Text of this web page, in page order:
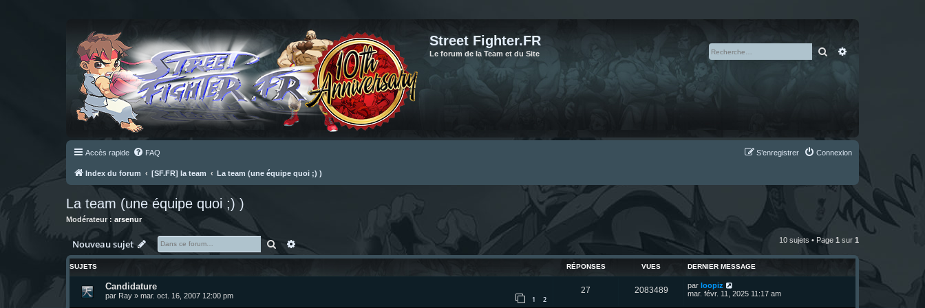
Street Fighter.FR
Le forum de la Team et du Site Rechercher
Accès rapide FAQ Connexion
S’enregistrer
Index du forum [SF.FR] la team La team (une équipe quoi ;) )
La team (une équipe quoi ;) )
Modérateur : arsenur
Nouveau sujet Rechercher 10 sujets • Page 1 sur 1
SUJETS RÉPONSES VUES DERNIER MESSAGE
Candidature
par Ray » mar. oct. 16, 2007 12:00 pm 1 2
27 2083489V
D
e
par loopiz
mar. févr. 11, 2025 11:17 am